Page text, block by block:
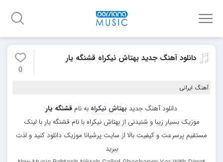
دانلود آهنگ جدید بهتاش نیکراه قشنگه یار
0
آهنگ ایرانی
دانلود آهنگ جدید بهتاش نیکراه به نام قشنگه یار
موزیک بسیار زیبا و شنیدنی از بهتاش نیکراه با نام قشنگه یار با لینک
مستقیم پرسرعت و کیفیت بالا از سایت پرشیانا موزیک دانلود کنید و لذت
ببرید